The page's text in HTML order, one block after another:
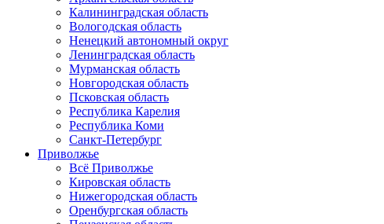
Калининградская область
Вологодская область
Ненецкий автономный округ
Ленинградская область
Мурманская область
Новгородская область
Псковская область
Республика Карелия
Республика Коми
Санкт-Петербург
Приволжье
Всё Приволжье
Кировская область
Нижегородская область
Оренбургская область